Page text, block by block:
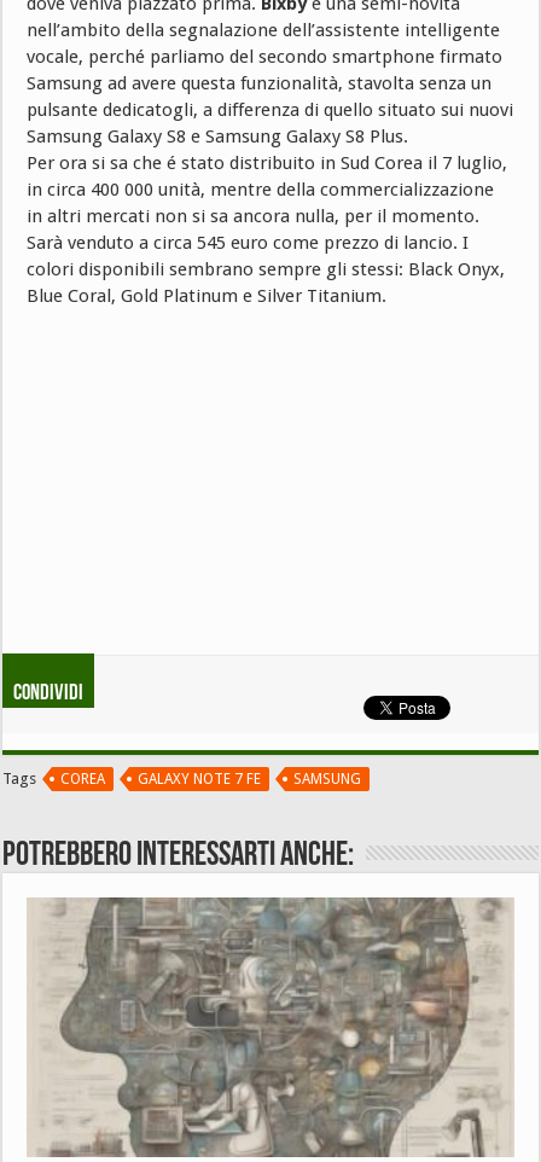
nell’ambito della segnalazione dell’assistente intelligente
vocale, perché parliamo del secondo smartphone firmato
Samsung ad avere questa funzionalità, stavolta senza un
pulsante dedicatogli, a differenza di quello situato sui nuovi
Samsung Galaxy S8 e Samsung Galaxy S8 Plus.
Per ora si sa che é stato distribuito in Sud Corea il 7 luglio,
in circa 400 000 unità, mentre della commercializzazione
in altri mercati non si sa ancora nulla, per il momento.
Sarà venduto a circa 545 euro come prezzo di lancio. I
colori disponibili sembrano sempre gli stessi: Black Onyx,
Blue Coral, Gold Platinum e Silver Titanium.
Condividi
Tags COREA GALAXY NOTE 7 FE SAMSUNG
Potrebbero interessarti anche: